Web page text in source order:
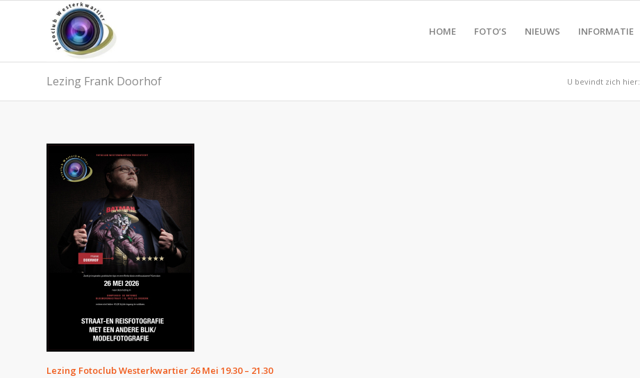
HOME FOTO’S NIEUWS INFORMATIE
Lezing Frank Doorhof U bevindt zich hier:
Lezing Fotoclub Westerkwartier 26 Mei 19.30 – 21.30